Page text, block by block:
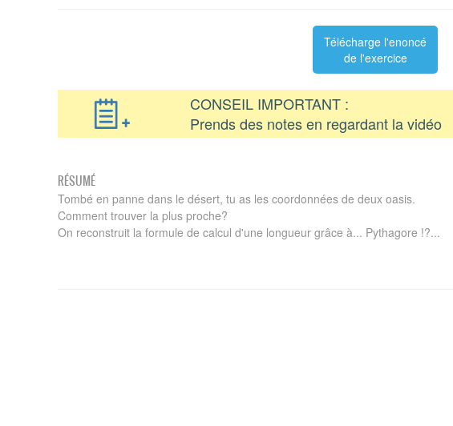
Télécharge l'enoncé
de l'exercice
CONSEIL IMPORTANT :
Prends des notes en regardant la vidéo
RÉSUMÉ
Tombé en panne dans le désert, tu as les coordonnées de deux oasis.
Comment trouver la plus proche?
On reconstruit la formule de calcul d'une longueur grâce à... Pythagore !?...